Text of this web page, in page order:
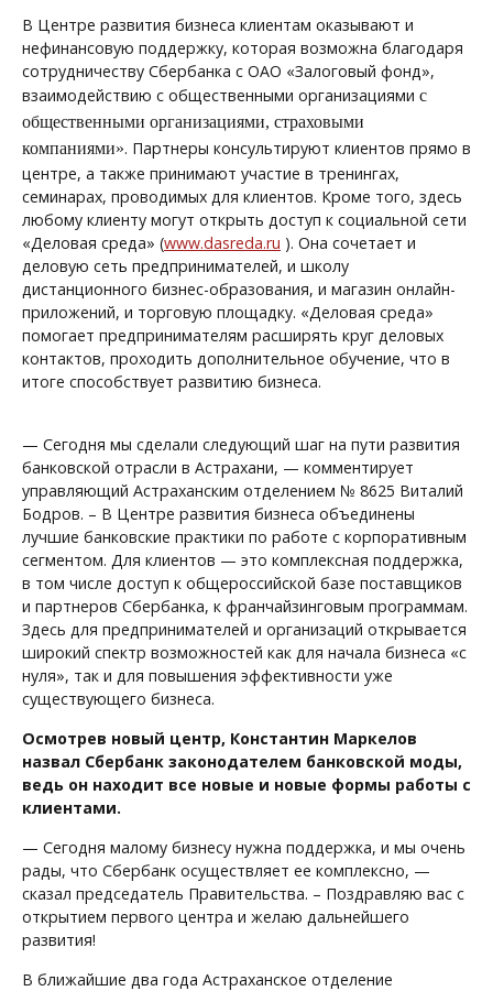
В Центре развития бизнеса клиентам оказывают и
нефинансовую поддержку, которая возможна благодаря
сотрудничеству Сбербанка с ОАО «Залоговый фонд»,
взаимодействию с общественными организациями с
общественными организациями, страховыми
компаниями». Партнеры консультируют клиентов прямо в
центре, а также принимают участие в тренингах,
семинарах, проводимых для клиентов. Кроме того, здесь
любому клиенту могут открыть доступ к социальной сети
«Деловая среда» (www.dasreda.ru ). Она сочетает и
деловую сеть предпринимателей, и школу
дистанционного бизнес-образования, и магазин онлайн-
приложений, и торговую площадку. «Деловая среда»
помогает предпринимателям расширять круг деловых
контактов, проходить дополнительное обучение, что в
итоге способствует развитию бизнеса.
— Сегодня мы сделали следующий шаг на пути развития
банковской отрасли в Астрахани, — комментирует
управляющий Астраханским отделением № 8625 Виталий
Бодров. – В Центре развития бизнеса объединены
лучшие банковские практики по работе с корпоративным
сегментом. Для клиентов — это комплексная поддержка,
в том числе доступ к общероссийской базе поставщиков
и партнеров Сбербанка, к франчайзинговым программам.
Здесь для предпринимателей и организаций открывается
широкий спектр возможностей как для начала бизнеса «с
нуля», так и для повышения эффективности уже
существующего бизнеса.
Осмотрев новый центр, Константин Маркелов
назвал Сбербанк законодателем банковской моды,
ведь он находит все новые и новые формы работы с
клиентами.
— Сегодня малому бизнесу нужна поддержка, и мы очень
рады, что Сбербанк осуществляет ее комплексно, —
сказал председатель Правительства. – Поздравляю вас с
открытием первого центра и желаю дальнейшего
развития!
В ближайшие два года Астраханское отделение